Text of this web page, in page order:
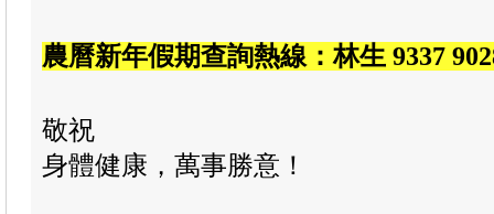
農曆新年假期查詢熱線 ：林生 9337
敬祝
身體健康，萬事勝意！